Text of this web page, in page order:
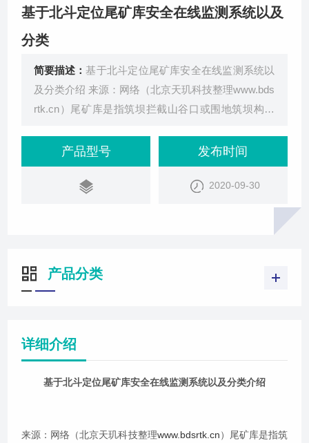
基于北斗定位尾矿库安全在线监测系统以及
分类
简要描述：­­基于北斗定位尾矿库安全在线监测系统以
及分类介绍 来源：网络（北京天玑科技整理www.bds
rtk.cn）尾矿库是指筑坝拦截山谷口或围地筑坝构成
尾矿或其他工业废渣的场所，是一个具有高势能的人
造
产品型号 发布时间
2020-09-30
产品分类
详细介绍
基于北斗定位尾矿库安全在线监测系统以及分类介绍
来源：网络（北京天玑科技整理www.bdsrtk.cn）尾矿库是指筑